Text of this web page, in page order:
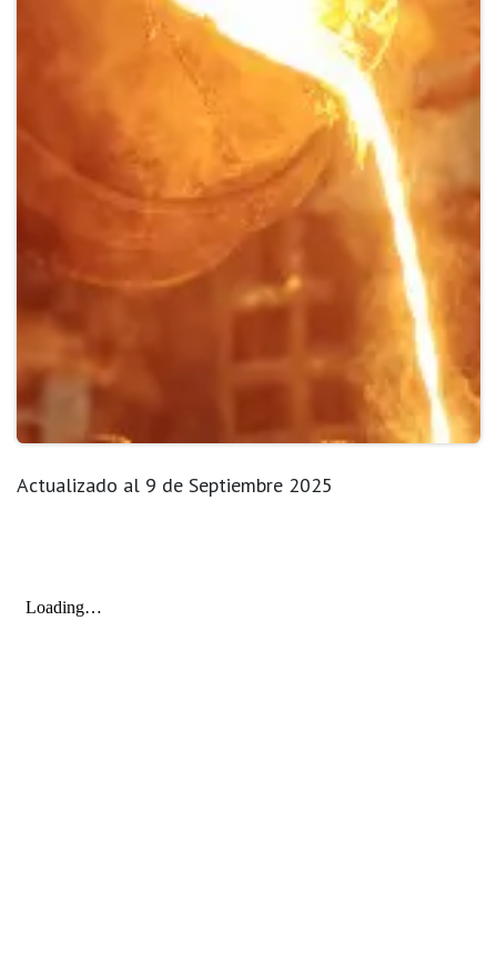
Actualizado al 9 de Septiembre 2025